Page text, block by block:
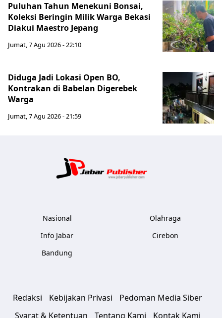
Puluhan Tahun Menekuni Bonsai,
Koleksi Beringin Milik Warga Bekasi
Diakui Maestro Jepang
Jumat, 7 Agu 2026 - 22:10
Diduga Jadi Lokasi Open BO,
Kontrakan di Babelan Digerebek
Warga
Jumat, 7 Agu 2026 - 21:59
Nasional
Info Jabar
Bandung
Olahraga
Cirebon
Redaksi Kebijakan Privasi
Pedoman Media Siber
Syarat & Ketentuan
Tentang Kami Kontak Kami